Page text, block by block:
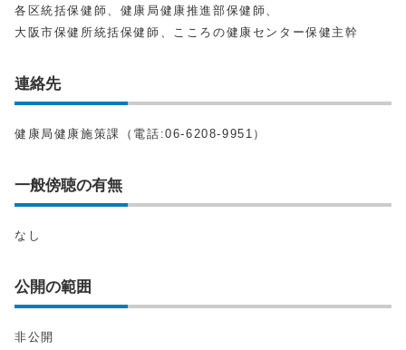
各区統括保健師、健康局健康推進部保健師、
大阪市保健所統括保健師、こころの健康センター保健主幹
連絡先
健康局健康施策課（電話:06-6208-9951）
一般傍聴の有無
なし
公開の範囲
非公開